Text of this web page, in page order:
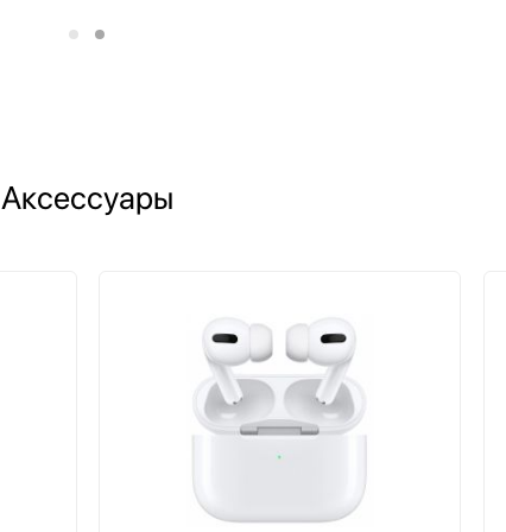
Аксессуары